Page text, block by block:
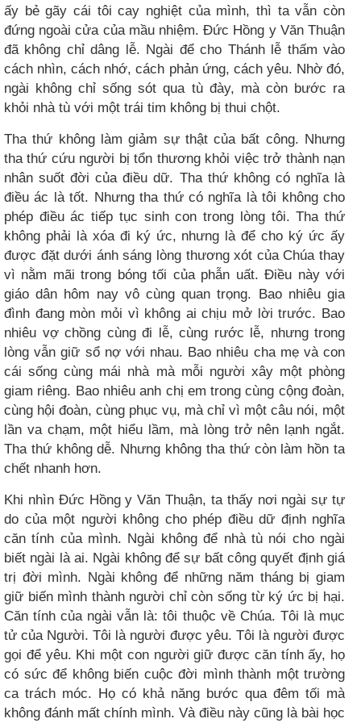
ấy bẻ gãy cái tôi cay nghiệt của mình, thì ta vẫn còn
đứng ngoài cửa của mầu nhiệm. Đức Hồng y Văn Thuận
đã không chỉ dâng lễ. Ngài để cho Thánh lễ thấm vào
cách nhìn, cách nhớ, cách phản ứng, cách yêu. Nhờ đó,
ngài không chỉ sống sót qua tù đày, mà còn bước ra
khỏi nhà tù với một trái tim không bị thui chột.
Tha thứ không làm giảm sự thật của bất công. Nhưng
tha thứ cứu người bị tổn thương khỏi việc trở thành nạn
nhân suốt đời của điều dữ. Tha thứ không có nghĩa là
điều ác là tốt. Nhưng tha thứ có nghĩa là tôi không cho
phép điều ác tiếp tục sinh con trong lòng tôi. Tha thứ
không phải là xóa đi ký ức, nhưng là để cho ký ức ấy
được đặt dưới ánh sáng lòng thương xót của Chúa thay
vì nằm mãi trong bóng tối của phẫn uất. Điều này với
giáo dân hôm nay vô cùng quan trọng. Bao nhiêu gia
đình đang mòn mỏi vì không ai chịu mở lời trước. Bao
nhiêu vợ chồng cùng đi lễ, cùng rước lễ, nhưng trong
lòng vẫn giữ sổ nợ với nhau. Bao nhiêu cha mẹ và con
cái sống cùng mái nhà mà mỗi người xây một phòng
giam riêng. Bao nhiêu anh chị em trong cùng cộng đoàn,
cùng hội đoàn, cùng phục vụ, mà chỉ vì một câu nói, một
lần va chạm, một hiểu lầm, mà lòng trở nên lạnh ngắt.
Tha thứ không dễ. Nhưng không tha thứ còn làm hồn ta
chết nhanh hơn.
Khi nhìn Đức Hồng y Văn Thuận, ta thấy nơi ngài sự tự
do của một người không cho phép điều dữ định nghĩa
căn tính của mình. Ngài không để nhà tù nói cho ngài
biết ngài là ai. Ngài không để sự bất công quyết định giá
trị đời mình. Ngài không để những năm tháng bị giam
giữ biến mình thành người chỉ còn sống từ ký ức bị hại.
Căn tính của ngài vẫn là: tôi thuộc về Chúa. Tôi là mục
tử của Người. Tôi là người được yêu. Tôi là người được
gọi để yêu. Khi một con người giữ được căn tính ấy, họ
có sức để không biến cuộc đời mình thành một trường
ca trách móc. Họ có khả năng bước qua đêm tối mà
không đánh mất chính mình. Và điều này cũng là bài học